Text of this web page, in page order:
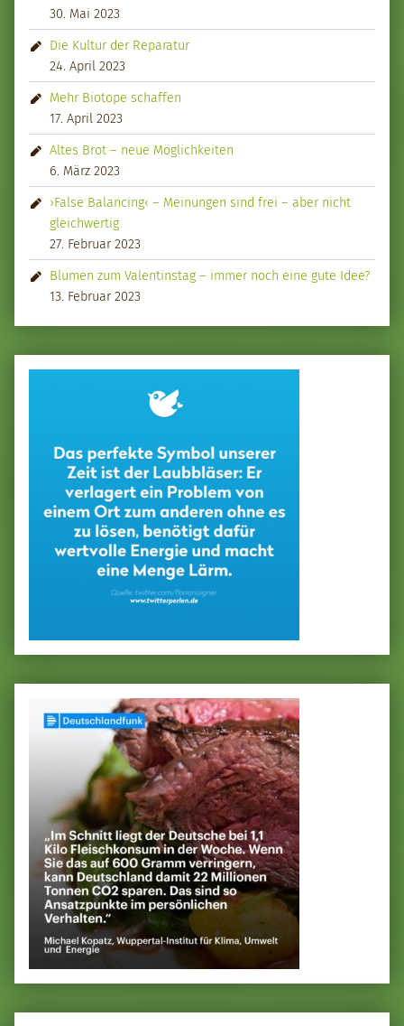
30. Mai 2023
Die Kultur der Reparatur
24. April 2023
Mehr Biotope schaffen
17. April 2023
Altes Brot – neue Möglichkeiten
6. März 2023
›False Balancing‹ – Meinungen sind frei – aber nicht
gleichwertig
27. Februar 2023
Blumen zum Valentinstag – immer noch eine gute Idee?
13. Februar 2023